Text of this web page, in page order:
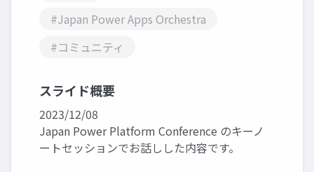
#Japan Power Apps Orchestra
#コミュニティ
スライド概要
2023/12/08
Japan Power Platform Conference のキーノ
ートセッションでお話しした内容です。